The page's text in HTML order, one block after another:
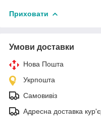
Приховати
Умови доставки
Нова Пошта
Укрпошта
Самовивіз
Адресна доставка